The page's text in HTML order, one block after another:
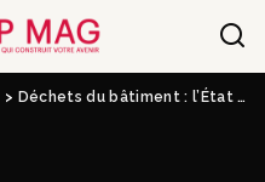
> Déchets du bâtiment : l’État propose d’assouplir l’obligation de reprise des distributeurs